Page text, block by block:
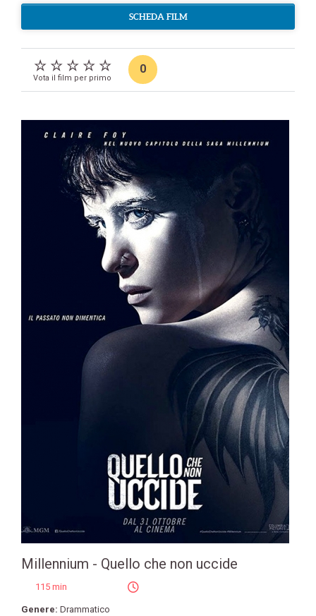
SCHEDA FILM
Vota il film per primo
0
Millennium - Quello che non uccide
115 min
Genere: Drammatico